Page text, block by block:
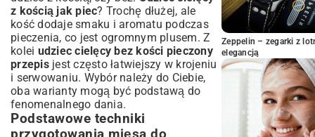
Kombinacje smakowe i sezonowe
inspiracje
Porady szefa kuchni: Jak uniknąć
najczęstszych błędów?
Odpoczynek mięsa po pieczeniu – sekret
soczystości
Jak pokroić pieczeń?
Podsumowanie: Delektuj się domowym
arcydziełem
z kością jak piec? Trochę dłużej, ale
kość dodaje smaku i aromatu podczas
pieczenia, co jest ogromnym plusem. Z
kolei udziec cielęcy bez kości pieczony
przepisjest często łatwiejszy w krojeniu
i serwowaniu. Wybór należy do Ciebie,
oba warianty mogą być podstawą do
fenomenalnego dania.
Podstawowe techniki
Zeppelin – zegarki z
elegancją